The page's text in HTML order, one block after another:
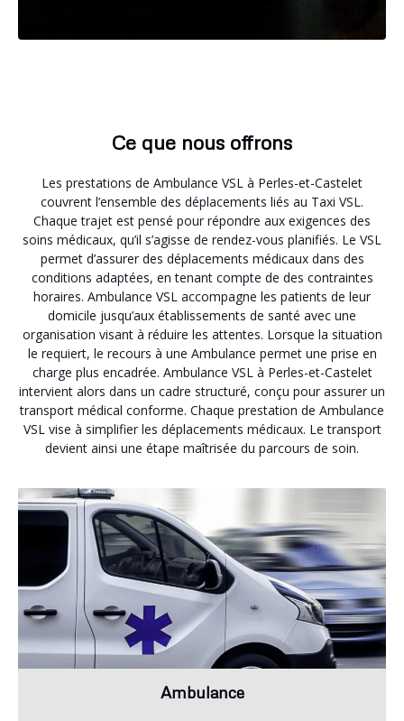
Ce que nous offrons
Les prestations de Ambulance VSL à Perles-et-Castelet
couvrent l’ensemble des déplacements liés au Taxi VSL.
Chaque trajet est pensé pour répondre aux exigences des
soins médicaux, qu’il s’agisse de rendez-vous planifiés. Le VSL
permet d’assurer des déplacements médicaux dans des
conditions adaptées, en tenant compte de des contraintes
horaires. Ambulance VSL accompagne les patients de leur
domicile jusqu’aux établissements de santé avec une
organisation visant à réduire les attentes. Lorsque la situation
le requiert, le recours à une Ambulance permet une prise en
charge plus encadrée. Ambulance VSL à Perles-et-Castelet
intervient alors dans un cadre structuré, conçu pour assurer un
transport médical conforme. Chaque prestation de Ambulance
VSL vise à simplifier les déplacements médicaux. Le transport
devient ainsi une étape maîtrisée du parcours de soin.
Ambulance